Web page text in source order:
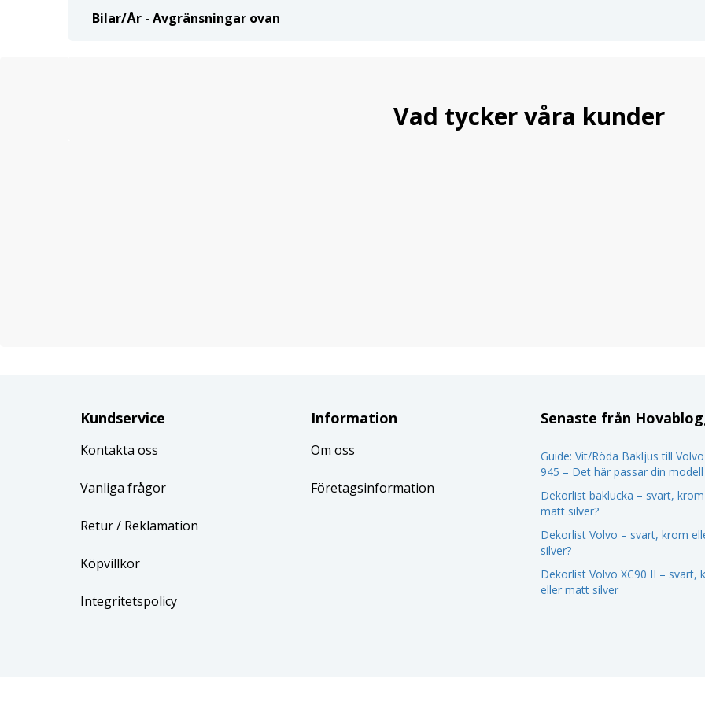
Bilar/År - Avgränsningar ovan
Vad tycker våra kunder
Kundservice
Kontakta oss
Vanliga frågor
Retur/ Reklamation
Köpvillkor
Integritetspolicy
Information
Om oss
Företagsinformation
Senaste från
Guide: Vit/Röda Bakljus till
945 – Det här passar din modell
Dekorlist baklucka – svart,
matt silver?
Dekorlist Volvo – svart, krom
silver?
Dekorlist Volvo XC90 II – svart,
eller matt silver